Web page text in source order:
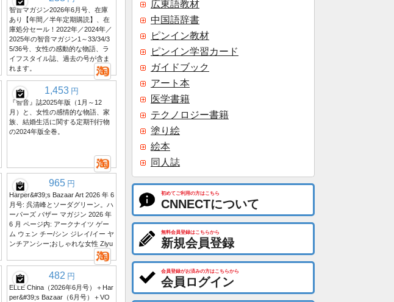
智音マガジン2026年6月号、在庫
あり【年間／半年定期購読】、在
庫処分セール！2022年／2024年／
2025年の智音マガジン1～33/34/3
5/36号、女性の感動的な物語、ラ
イフスタイル誌、過去の号が含ま
れます。
1,453 円
『智音』誌2025年版（1月～12
月）と、女性の感情的な物語、家
族、結婚生活に関する定期刊行物
の2024年版全巻。
965 円
Harper&#39;s Bazaar Art 2026 年 6
月号: 呉清峰とソーダグリーン。ハ
ーパーズ バザー マガジン 2026 年
6 月 ページ内: アークナイツ ゲー
ム ウェン チー/シン ジレイ/イー ヤ
ンチアンシー;おしゃれな女性 Ziyu
482 円
ELLE China（2026年6月号）＋Har
per&#39;s Bazaar（6月号）＋VO
広東語教材
中国語辞書
ピンイン教材
ピンイン学習カード
ガイドブック
アート本
医学書籍
テクノロジー書籍
塗り絵
絵本
同人誌
初めてご利用の方はこちら
CNNECTについて
無料会員登録はこちらから
新規会員登録
会員登録がお済みの方はこちらから
会員ログイン